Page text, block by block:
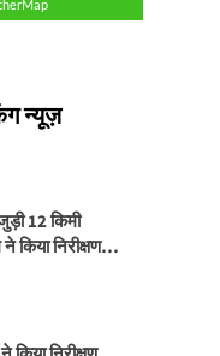
न्यूज़
12 किमी
किया निरीक्षण…